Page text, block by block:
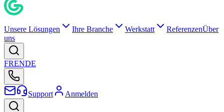
Unsere Lösungen Ihre Branche Werkstatt ReferenzenÜber
uns
FRENDE
Support Anmelden